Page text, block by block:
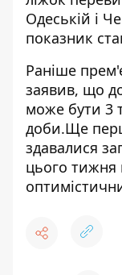
Одеській і
показник
Раніше
заявив, що
може бути 3
доби.Ще
здавалися
цього тижня